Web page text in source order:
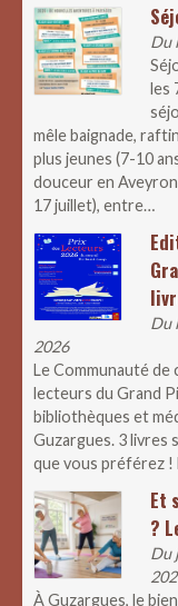
Du
les
mêle baignade,
plus jeunes (7-10
douceur en Aveyron
17 juillet), entre…
Du
2026
Le Communauté de
lecteurs du Grand
bibliothèques et
Guzargues. 3 livres
que vous préférez !
Et
?
Du
À Guzargues, le